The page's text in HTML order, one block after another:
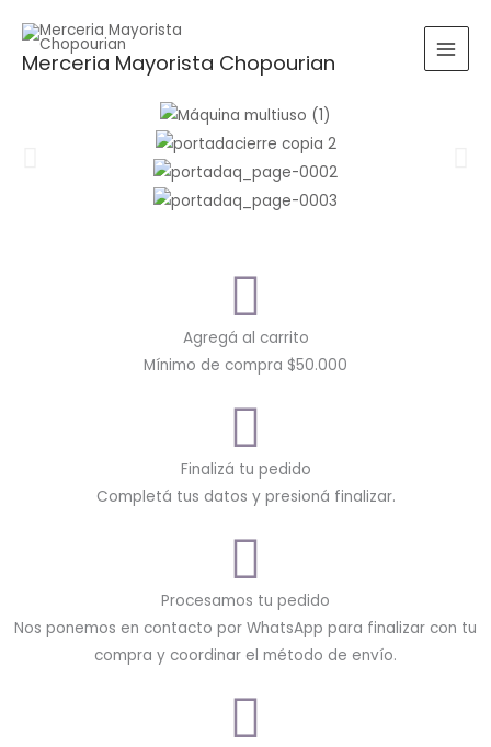
contenido
Merceria Mayorista Chopourian
Buscar
por:
BUSCAR
Agregá al carrito
Mínimo de compra $50.000
Finalizá tu pedido
Completá tus datos y presioná finalizar.
Procesamos tu pedido
Nos ponemos en contacto por WhatsApp para finalizar con tu
compra y coordinar el método de envío.